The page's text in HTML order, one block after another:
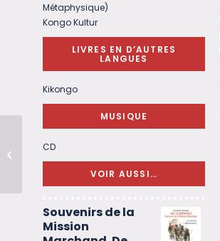
Métaphysique)
Kongo Kultur
LIVRES EN D’AUTRES
LANGUES
Kikongo
MUSIQUE
CD
VOIR AUSSI…
Souvenirs de la
Mission
Lussendé | Epine